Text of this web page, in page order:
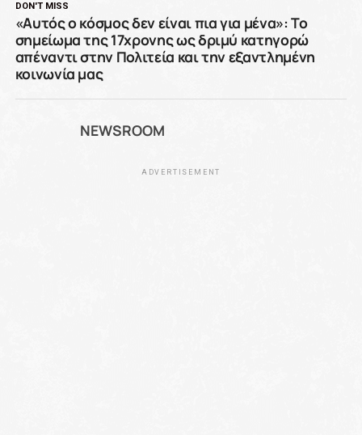
DON'T MISS
«Αυτός ο κόσμος δεν είναι πια για μένα»: Το
σημείωμα της 17χρονης ως δριμύ κατηγορώ
απέναντι στην Πολιτεία και την εξαντλημένη
κοινωνία μας
NEWSROOM
ADVERTISEMENT